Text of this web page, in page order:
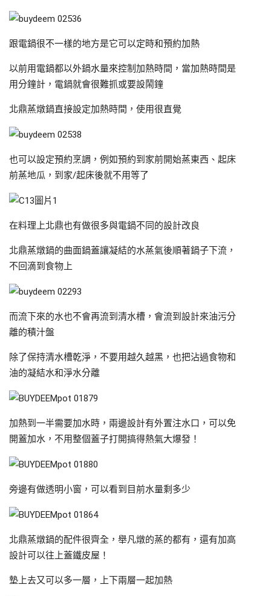
跟電鍋很不一樣的地方是它可以定時和預約加熱
以前用電鍋都以外鍋水量來控制加熱時間，當加熱時間是
用分鐘計，電鍋就會很難抓或要設鬧鐘
北鼎蒸燉鍋直接設定加熱時間，使用很直覺
也可以設定預約烹調，例如預約到家前開始蒸東西、起床
前蒸地瓜，到家/起床後就不用等了
在料理上北鼎也有做很多與電鍋不同的設計改良
北鼎蒸燉鍋的曲面鍋蓋讓凝結的水蒸氣後順著鍋子下流，
不回滴到食物上
而流下來的水也不會再流到清水槽，會流到設計來油污分
離的積汁盤
除了保持清水槽乾淨，不要用越久越黑，也把沾過食物和
油的凝結水和淨水分離
加熱到一半需要加水時，兩邊設計有外置注水口，可以免
開蓋加水，不用整個蓋子打開搞得熱氣大爆發！
旁邊有做透明小窗，可以看到目前水量剩多少
北鼎蒸燉鍋的配件很齊全，舉凡燉的蒸的都有，還有加高
設計可以往上蓋鐵皮屋！
墊上去又可以多一層，上下兩層一起加熱